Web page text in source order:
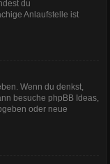
du
Anlaufstelle ist
Wenn du denkst,
besuche phpBB Ideas,
oder neue